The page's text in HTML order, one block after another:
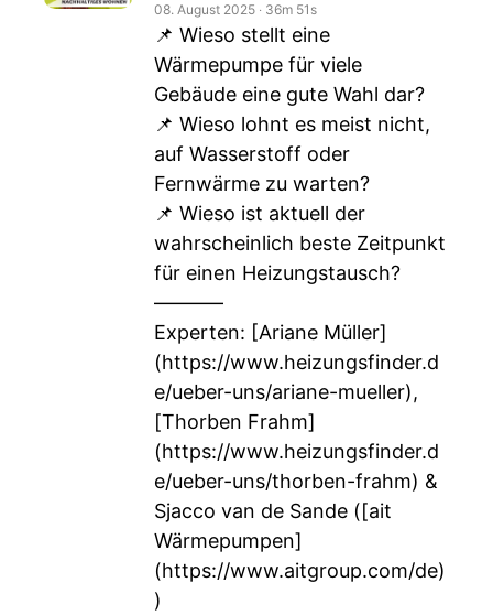
08. August 2025 ‧ 36m 51s
📌 Wieso stellt eine
Wärmepumpe für viele
Gebäude eine gute Wahl dar?
📌 Wieso lohnt es meist nicht,
auf Wasserstoff oder
Fernwärme zu warten?
📌 Wieso ist aktuell der
wahrscheinlich beste Zeitpunkt
für einen Heizungstausch?
–––––––
Experten: [Ariane Müller]
(https://www.heizungsfinder.d
e/ueber-uns/ariane-mueller),
[Thorben Frahm]
(https://www.heizungsfinder.d
e/ueber-uns/thorben-frahm) &
Sjacco van de Sande ([ait
Wärmepumpen]
(https://www.aitgroup.com/de)
)